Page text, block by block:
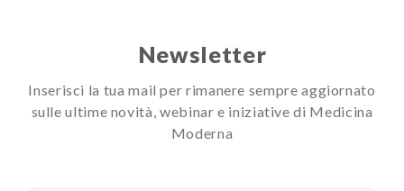
Newsletter
Inserisci la tua mail per rimanere sempre aggiornato
sulle ultime novità, webinar e iniziative di Medicina
Moderna